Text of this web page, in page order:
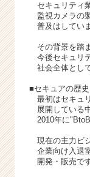
セキュリティ
監視カメラの
普及はしてい
その背景を踏
今後セキュリ
社会全体とし
■セキュアの歴史
最初はセキュ
展開している
2010年に"BtoB
現在の主力ビ
企業向け入退
開発・販売です